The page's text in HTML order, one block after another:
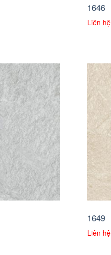
1646
Liên hệ
1649
Liên hệ